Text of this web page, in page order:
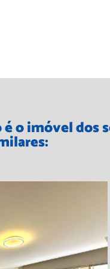
é o imóvel dos